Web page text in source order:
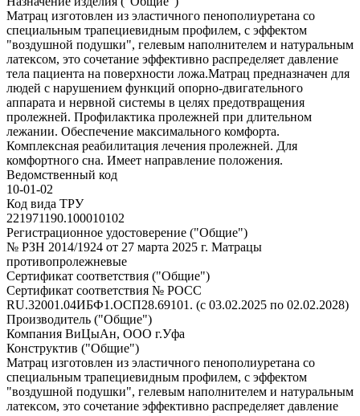
Матрац изготовлен из эластичного пенополиуретана со
специальным трапециевидным профилем, с эффектом
"воздушной подушки", гелевым наполнителем и натуральным
латексом, это сочетание эффективно распределяет давление
тела пациента на поверхности ложа.Матрац предназначен для
людей с нарушением функций опорно-двигательного
аппарата и нервной системы в целях предотвращения
пролежней. Профилактика пролежней при длительном
лежании. Обеспечение максимального комфорта.
Комплексная реабилитация лечения пролежней. Для
комфортного сна. Имеет направление положения.
Ведомственный код
10-01-02
Код вида ТРУ
221971190.100010102
Регистрационное удостоверение ("Общие")
№ РЗН 2014/1924 от 27 марта 2025 г. Матрацы
противопролежневые
Сертификат соответствия ("Общие")
Сертификат соответствия № РОСС
RU.32001.04ИБФ1.ОСП28.69101. (с 03.02.2025 по 02.02.2028)
Производитель ("Общие")
Компания ВиЦыАн, ООО г.Уфа
Конструктив ("Общие")
Матрац изготовлен из эластичного пенополиуретана со
специальным трапециевидным профилем, с эффектом
"воздушной подушки", гелевым наполнителем и натуральным
латексом, это сочетание эффективно распределяет давление